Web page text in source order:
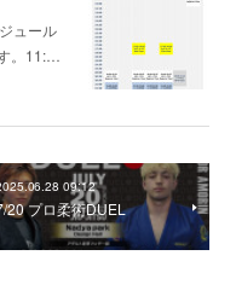
ュール
。11:…
09:12
20 プロ柔術DUEL